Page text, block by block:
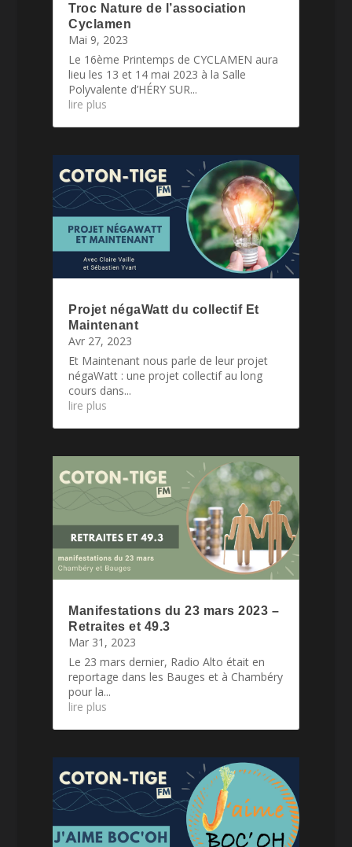
Troc Nature de l’association
Cyclamen
Mai 9, 2023
Le 16ème Printemps de CYCLAMEN aura
lieu les 13 et 14 mai 2023 à la Salle
Polyvalente d’HÉRY SUR...
lire plus
Projet négaWatt du collectif Et
Maintenant
Avr 27, 2023
Et Maintenant nous parle de leur projet
négaWatt : une projet collectif au long
cours dans...
lire plus
Manifestations du 23 mars 2023 –
Retraites et 49.3
Mar 31, 2023
Le 23 mars dernier, Radio Alto était en
reportage dans les Bauges et à Chambéry
pour la...
lire plus